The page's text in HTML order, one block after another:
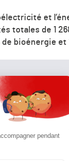
et
totales de 1
de bioénergie